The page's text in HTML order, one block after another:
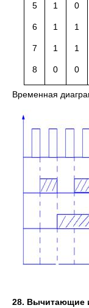
5
6
7
8
1
1
1
0
0
1
1
0
Временная
28. Вычитающие